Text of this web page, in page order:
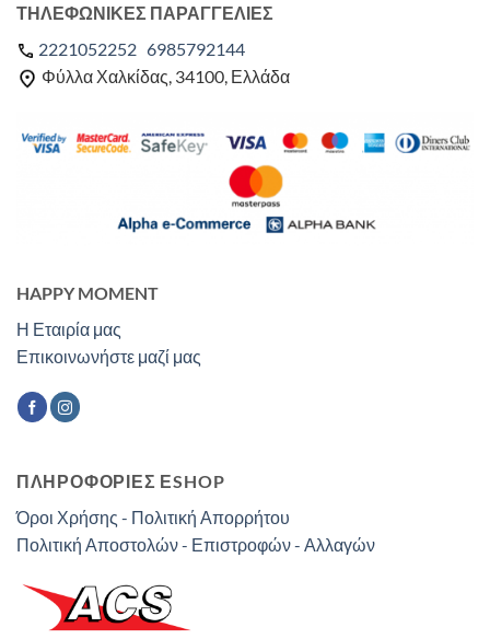
HAPPY MOMENT
Η Εταιρία μας
Επικοινωνήστε μαζί μας
ΠΛΗΡΟΦΟΡΙΕΣ ΕSHOP
Όροι Χρήσης - Πολιτική Απορρήτου
Πολιτική Αποστολών - Επιστροφών - Αλλαγών
ΤΗΛΕΦΩΝΙΚΕΣ ΠΑΡΑΓΓΕΛΙΕΣ
2221052252 6985792144
Φύλλα Χαλκίδας, 34100, Ελλάδα